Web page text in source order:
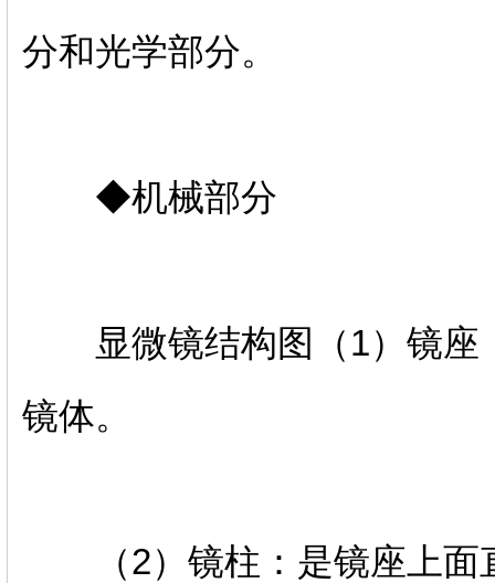
分和光学部分。
◆机械部分
显微镜结构图（1）镜座
镜体。
（2）镜柱：是镜座上面